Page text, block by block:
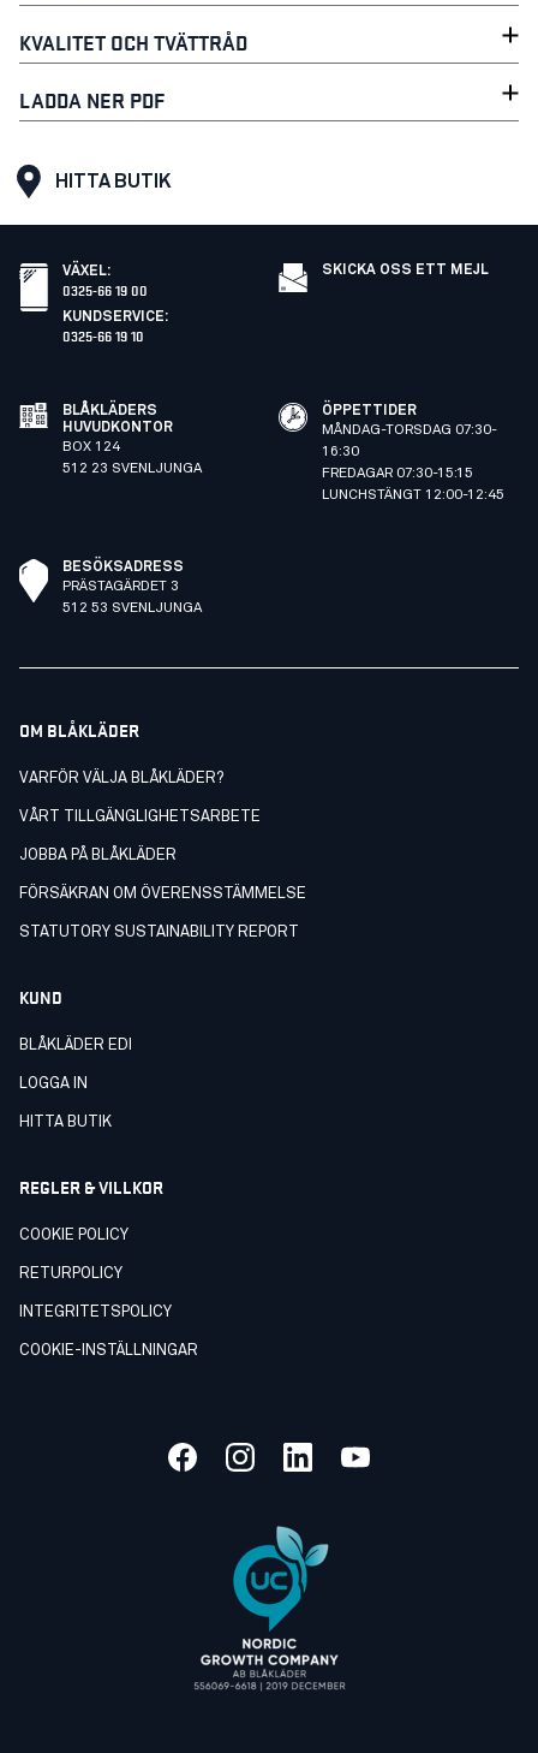
KVALITET OCH TVÄTTRÅD
LADDA NER PDF
HITTA BUTIK
VÄXEL:
0325-66 19 00
KUNDSERVICE:
0325-66 19 10
SKICKA OSS ETT MEJL
BLÅKLÄDERS
HUVUDKONTOR
BOX 124
512 23 SVENLJUNGA
ÖPPETTIDER
MÅNDAG-TORSDAG 07:30-
16:30
FREDAGAR 07:30-15:15
LUNCHSTÄNGT 12:00-12:45
BESÖKSADRESS
PRÄSTAGÄRDET 3
512 53 SVENLJUNGA
OM BLÅKLÄDER
VARFÖR VÄLJA BLÅKLÄDER?
VÅRT TILLGÄNGLIGHETSARBETE
JOBBA PÅ BLÅKLÄDER
FÖRSÄKRAN OM ÖVERENSSTÄMMELSE
STATUTORY SUSTAINABILITY REPORT
KUND
BLÅKLÄDER EDI
LOGGA IN
HITTA BUTIK
REGLER & VILLKOR
COOKIE POLICY
RETURPOLICY
INTEGRITETSPOLICY
COOKIE-INSTÄLLNINGAR